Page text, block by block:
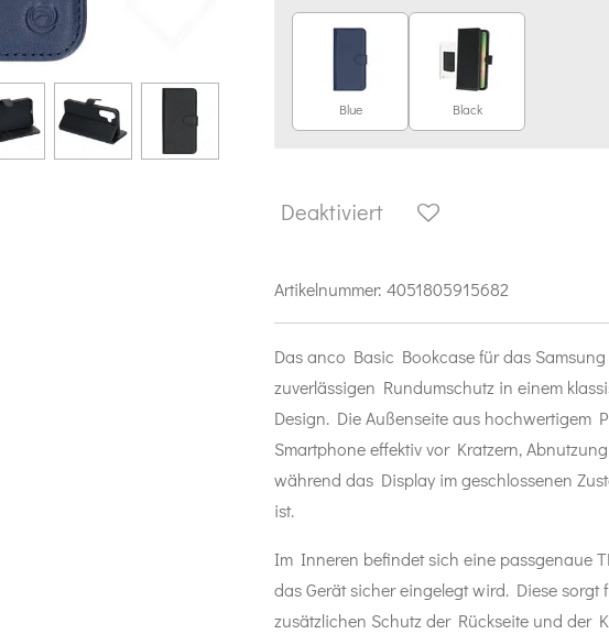
Blue Black
Deaktiviert
Artikelnummer: 4051805915682
Das anco Basic Bookcase für das Samsung
zuverlässigen Rundumschutz in einem
Design. Die Außenseite aus hochwertigem
Smartphone effektiv vor Kratzern,
während das Display im geschlossenen
ist.
Im Inneren befindet sich eine passgenaue
das Gerät sicher eingelegt wird. Diese sorgt
zusätzlichen Schutz der Rückseite und der